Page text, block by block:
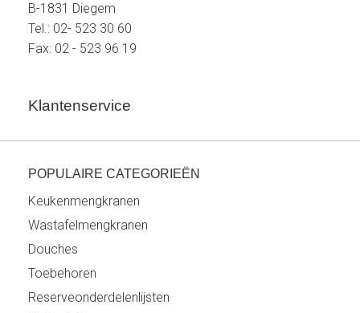
B-1831 Diegem
Tel.: 02- 523 30 60
Fax: 02 - 523 96 19
Klantenservice
POPULAIRE CATEGORIEËN
Keukenmengkranen
Wastafelmengkranen
Douches
Toebehoren
Reserveonderdelenlijsten